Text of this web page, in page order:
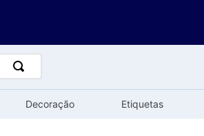
Decoração Etiquetas